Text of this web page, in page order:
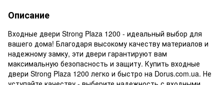
Описание
Входные двери Strong Plaza 1200 - идеальный выбор для
вашего дома! Благодаря высокому качеству материалов и
надежному замку, эти двери гарантируют вам
максимальную безопасность и защиту. Купить входные
двери Strong Plaza 1200 легко и быстро на Dorus.com.ua. Не